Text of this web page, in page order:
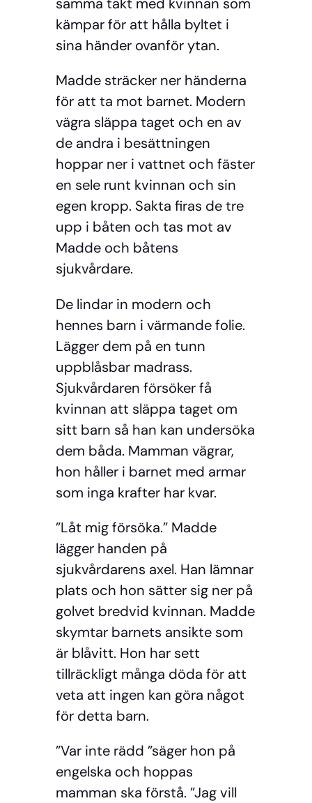
samma takt med kvinnan som
kämpar för att hålla byltet i
sina händer ovanför ytan.
Madde sträcker ner händerna
för att ta mot barnet. Modern
vägra släppa taget och en av
de andra i besättningen
hoppar ner i vattnet och fäster
en sele runt kvinnan och sin
egen kropp. Sakta firas de tre
upp i båten och tas mot av
Madde och båtens
sjukvårdare.
De lindar in modern och
hennes barn i värmande folie.
Lägger dem på en tunn
uppblåsbar madrass.
Sjukvårdaren försöker få
kvinnan att släppa taget om
sitt barn så han kan undersöka
dem båda. Mamman vägrar,
hon håller i barnet med armar
som inga krafter har kvar.
”Låt mig försöka.” Madde
lägger handen på
sjukvårdarens axel. Han lämnar
plats och hon sätter sig ner på
golvet bredvid kvinnan. Madde
skymtar barnets ansikte som
är blåvitt. Hon har sett
tillräckligt många döda för att
veta att ingen kan göra något
för detta barn.
”Var inte rädd ”säger hon på
engelska och hoppas
mamman ska förstå. ”Jag vill